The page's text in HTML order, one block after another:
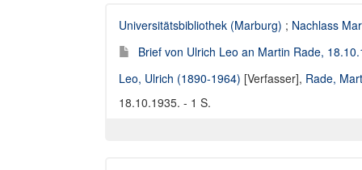
Universitätsbibliothek (Marburg) ; Nachlass
Brief von Ulrich Leo an Martin Rade,
Leo, Ulrich (1890-1964) [Verfasser], Rade,
18.10.1935. - 1 S.